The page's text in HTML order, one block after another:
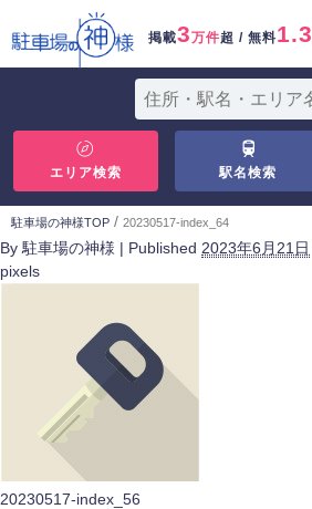
掲載3万件超 / 無料1.3
エリア検索 駅名検索
駐車場の神様TOP / 20230517-index_64
By 駐車場の神様 | Published 2023年6月21日
pixels
20230517-index_56